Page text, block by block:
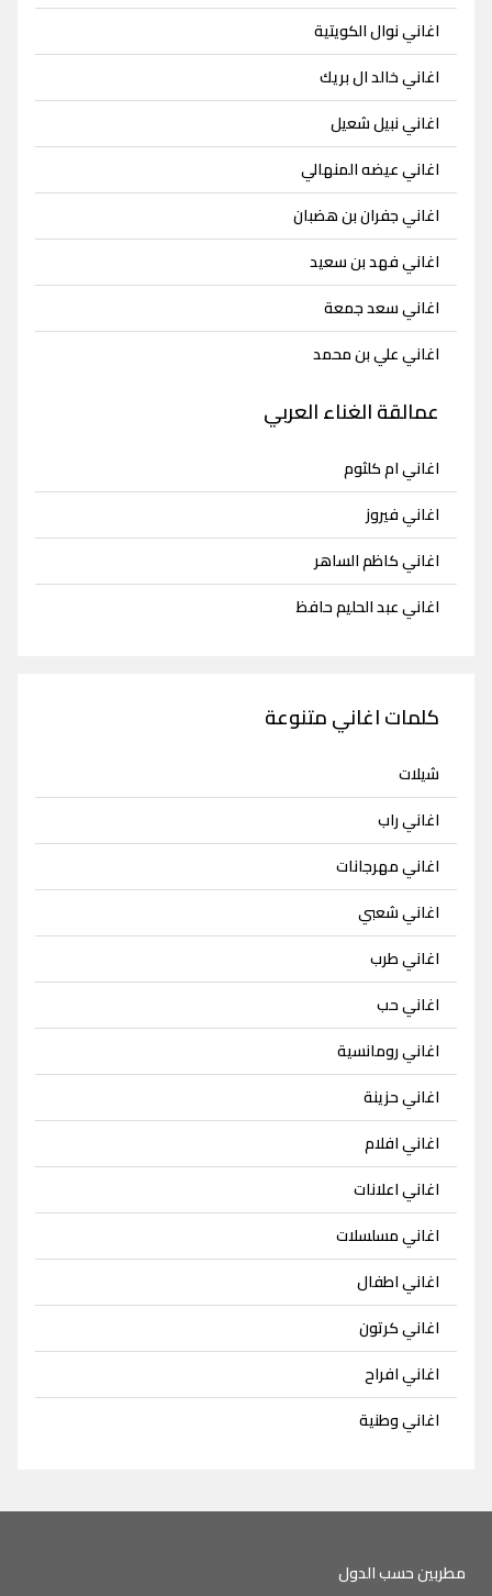
اغاني نوال الكويتية
اغاني خالد ال بريك
اغاني نبيل شعيل
اغاني عيضه المنهالي
اغاني جفران بن هضبان
اغاني فهد بن سعيد
اغاني سعد جمعة
اغاني علي بن محمد
عمالقة الغناء العربي
اغاني ام كلثوم
اغاني فيروز
اغاني كاظم الساهر
اغاني عبد الحليم حافظ
كلمات اغاني متنوعة
شيلات
اغاني راب
اغاني مهرجانات
اغاني شعبي
اغاني طرب
اغاني حب
اغاني رومانسية
اغاني حزينة
اغاني افلام
اغاني اعلانات
اغاني مسلسلات
اغاني اطفال
اغاني كرتون
اغاني افراح
اغاني وطنية
مطربين حسب الدول